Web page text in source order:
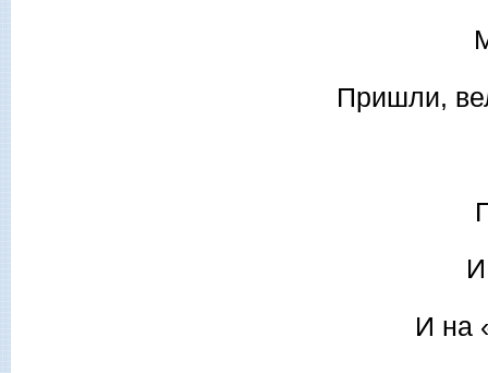
Пришли,
И на